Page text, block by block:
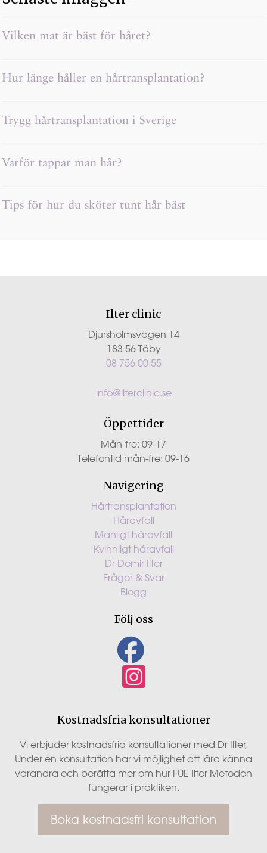
Vilken mat är bäst för håret?
Hur länge håller en hårtransplantation?
Trygg hårtransplantation i Sverige
Varför tappar man hår?
Tips för hur du sköter tunt hår bäst
Ilter clinic
Djursholmsvägen 14
183 56 Täby
08 756 00 55
info@ilterclinic.se
Öppettider
Mån-fre: 09-17
Telefontid mån-fre: 09-16
Navigering
Hårtransplantation
Håravfall
Manligt håravfall
Kvinnligt håravfall
Dr Demir Ilter
Frågor & Svar
Blogg
Följ oss
Kostnadsfria konsultationer
Vi erbjuder kostnadsfria konsultationer med Dr Ilter,
Under en konsultation har vi möjlighet att lära känna
varandra och berätta mer om hur FUE Ilter Metoden
fungerar i praktiken.
Boka kostnadsfri konsultation